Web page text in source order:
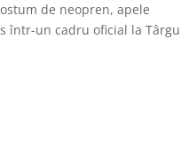
de neopren, apele
într-un cadru oficial la Târgu